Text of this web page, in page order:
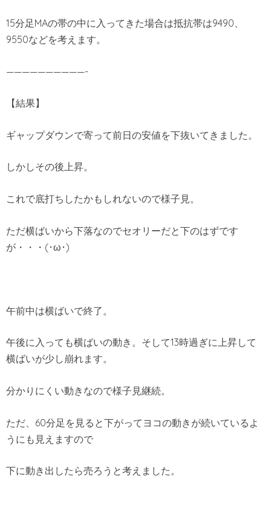
15分足MAの帯の中に入ってきた場合は抵抗帯は9490、
9550などを考えます。
——————————-
【結果】
ギャップダウンで寄って前日の安値を下抜いてきました。
しかしその後上昇。
これで底打ちしたかもしれないので様子見。
ただ横ばいから下落なのでセオリーだと下のはずです
が・・・(･ω･)
午前中は横ばいで終了。
午後に入っても横ばいの動き。そして13時過ぎに上昇して
横ばいが少し崩れます。
分かりにくい動きなので様子見継続。
ただ、60分足を見ると下がってヨコの動きが続いているよ
うにも見えますので
下に動き出したら売ろうと考えました。